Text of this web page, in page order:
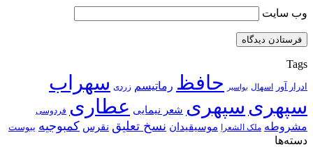
وب‌ سایت
Tags
ادرار آور اسهال بواسیر حافظ رماتیسم زردی سهراب
سپهری سپهری شعر نیمایی عطاری فردوسی
مشروطه ملک الشعرا موسیقیدان نسخ تعلیق نقرس کمبوجیه یبوست
دسته‌ها